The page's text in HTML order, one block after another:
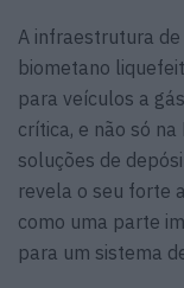
A infraestrutura
biometano
para veículos a
crítica, e não só
soluções de
revela o seu forte
como uma parte
para um sistema